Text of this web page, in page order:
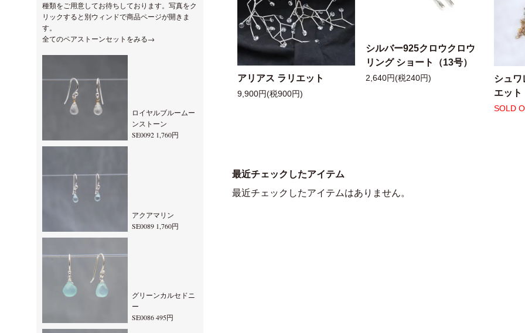
アリアス ラリエット
9,900円(税900円)
シルバー925クロウクロウ
リング ショート（13号）
2,640円(税240円)
シュワ
エット
SOLD
最近チェックしたアイテム
最近チェックしたアイテムはありません。
種類をご用意してお待ちしております。写真をク
リックすると別ウィンドで商品ページが開きま
す。
全てのペアストーンセットをみる→
ロイヤルブルームー
ンストーン
SE0092 1,760円
アクアマリン
SE0089 1,760円
グリーンカルセドニ
ー
SE0086 495円